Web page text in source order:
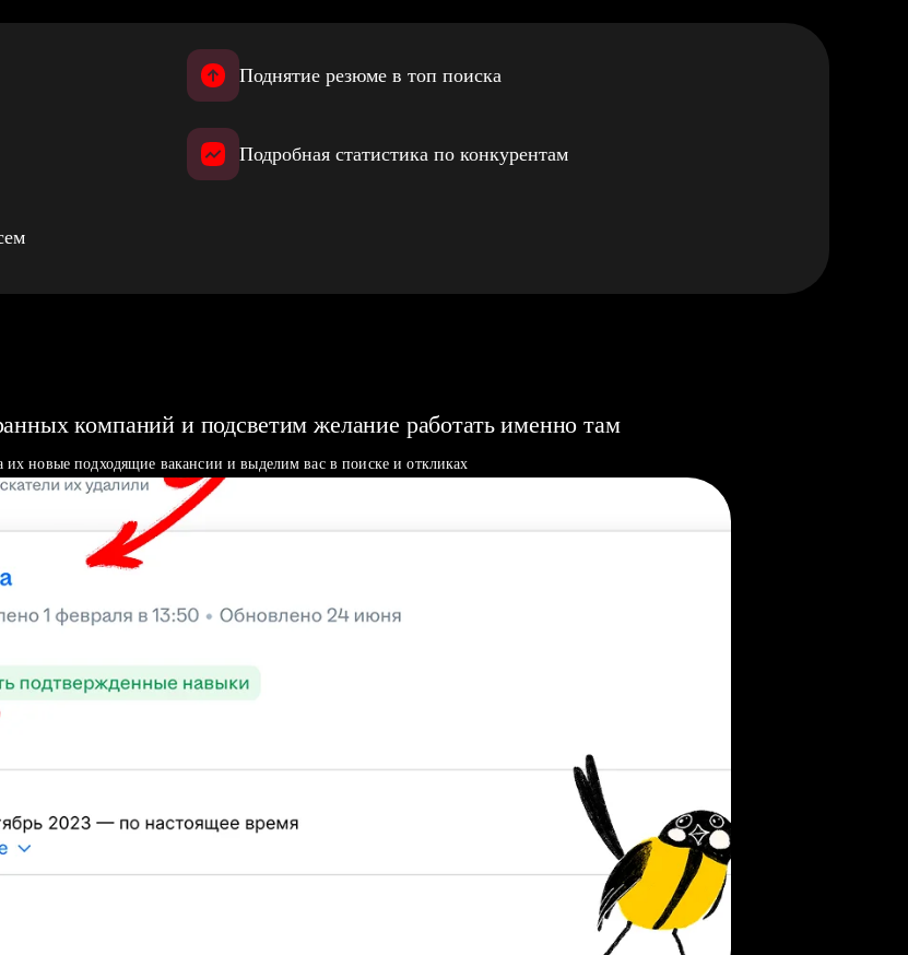
Поднятие резюме в топ поиска
Подробная статистика по конкурентам
компаний и подсветим желание работать именно там
их новые подходящие вакансии и выделим вас в поиске и откликах